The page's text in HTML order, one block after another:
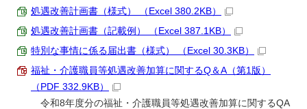
処遇改善計画書（様式） （Excel 380.2KB）
処遇改善計画書（記載例） （Excel 387.1KB）
特別な事情に係る届出書（様式） （Excel 30.3KB）
福祉・介護職員等処遇改善加算に関するQ＆A（第1版）
（PDF 332.9KB）
令和8年度分の福祉・介護職員等処遇改善加算に関するQA